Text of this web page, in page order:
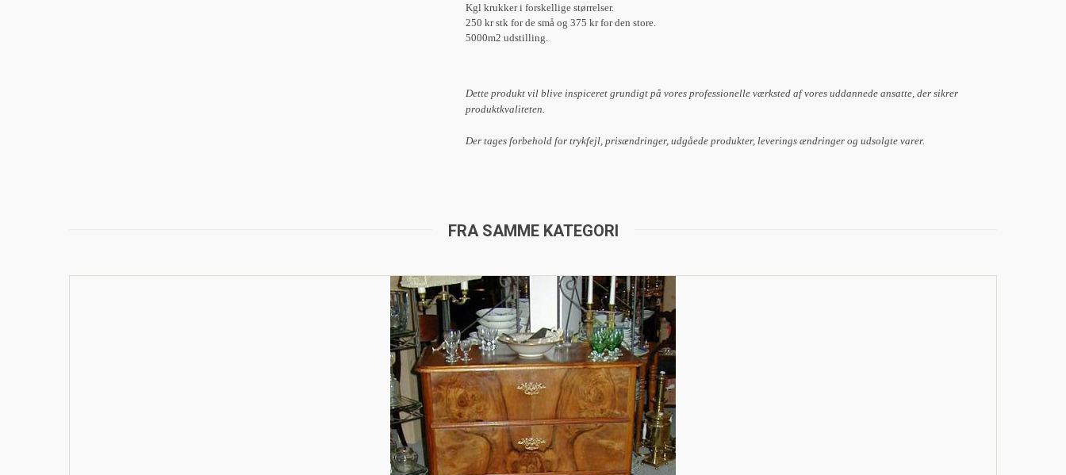
Kgl krukker i forskellige størrelser.
250 kr stk for de små og 375 kr for den store.
5000m2 udstilling.
Dette produkt vil blive inspiceret grundigt på vores professionelle værksted af vores uddannede ansatte, der sikrer
produktkvaliteten.
Der tages forbehold for trykfejl, prisændringer, udgåede produkter, leverings ændringer og udsolgte varer.
FRA SAMME KATEGORI